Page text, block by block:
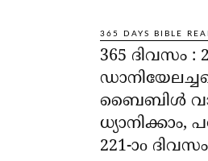
365 DAYS BIBLE
365 ദിവസം :
ബൈബിൾ
ധ്യാനിക്കാം,
221-ാo